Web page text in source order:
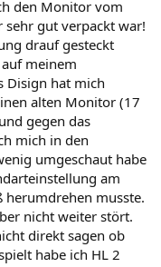
den Monitor vom
sehr gut verpackt war!
drauf gesteckt
meinem
Disign hat mich
alten Monitor (17
gegen das
mich in den
umgeschaut habe
am
herumdrehen musste.
nicht weiter stört.
direkt sagen ob
habe ich HL 2